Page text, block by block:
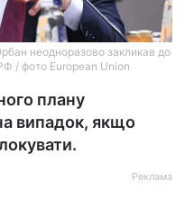
неодноразово закликав до
/ фото European Union
плану
випадок, якщо
Реклама